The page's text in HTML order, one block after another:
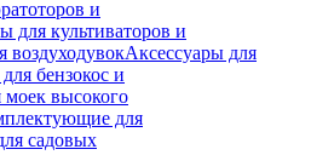
и
для культиваторов и
воздуходувокАксессуары для
бензокос и
моек высокого
для
садовых